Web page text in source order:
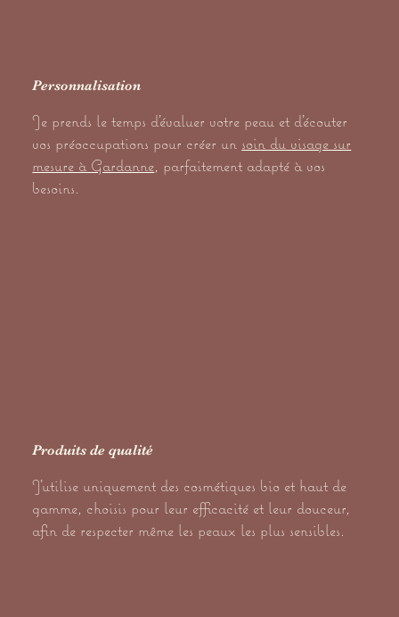
Personnalisation
Je prends le temps d’évaluer votre peau et d’écouter
vos préoccupations pour créer un soin du visage sur
mesure à Gardanne, parfaitement adapté à vos
besoins.
Produits de qualité
J’utilise uniquement des cosmétiques bio et haut de
gamme, choisis pour leur efficacité et leur douceur,
afin de respecter même les peaux les plus sensibles.